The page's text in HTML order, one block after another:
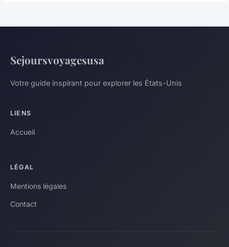
Sejoursvoyagesusa
Votre guide inspirant pour explorer les États-Unis
LIENS
Accueil
LÉGAL
Mentions légales
Contact